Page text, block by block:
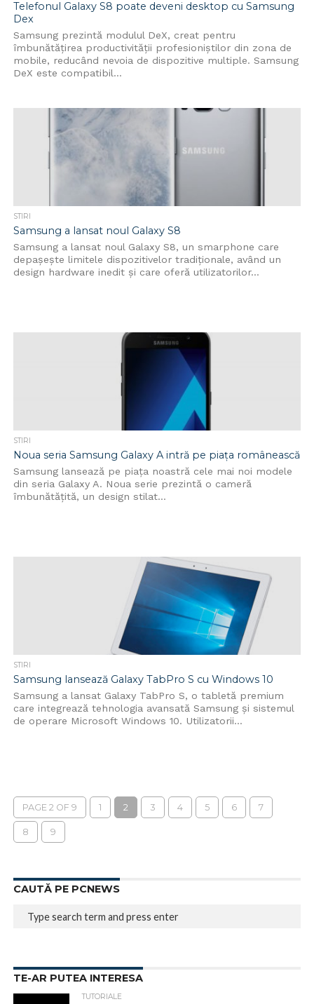
Telefonul Galaxy S8 poate deveni desktop cu Samsung
Dex
Samsung prezintă modulul DeX, creat pentru
îmbunătățirea productivității profesioniștilor din zona de
mobile, reducând nevoia de dispozitive multiple. Samsung
DeX este compatibil...
STIRI
Samsung a lansat noul Galaxy S8
Samsung a lansat noul Galaxy S8, un smarphone care
depașește limitele dispozitivelor tradiționale, având un
design hardware inedit și care oferă utilizatorilor...
STIRI
Noua seria Samsung Galaxy A intră pe piața românească
Samsung lansează pe piața noastră cele mai noi modele
din seria Galaxy A. Noua serie prezintă o cameră
îmbunătățită, un design stilat...
STIRI
Samsung lansează Galaxy TabPro S cu Windows 10
Samsung a lansat Galaxy TabPro S, o tabletă premium
care integrează tehnologia avansată Samsung și sistemul
de operare Microsoft Windows 10. Utilizatorii...
PAGE 2 OF 9 1 2 3 4 5 6 7
8 9
CAUTĂ PE PCNEWS
TE-AR PUTEA INTERESA
TUTORIALE